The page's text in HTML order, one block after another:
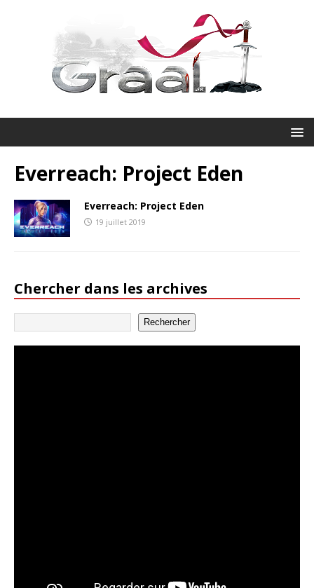
Everreach: Project Eden
Everreach: Project Eden
19 juillet 2019
Chercher dans les archives
Rechercher